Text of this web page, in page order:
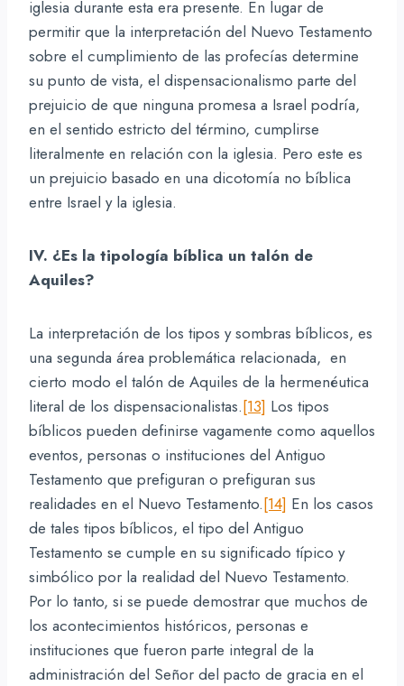
iglesia durante esta era presente. En lugar de
permitir que la interpretación del Nuevo Testamento
sobre el cumplimiento de las profecías determine
su punto de vista, el dispensacionalismo parte del
prejuicio de que ninguna promesa a Israel podría,
en el sentido estricto del término, cumplirse
literalmente en relación con la iglesia. Pero este es
un prejuicio basado en una dicotomía no bíblica
entre Israel y la iglesia.
IV. ¿Es la tipología bíblica un talón de
Aquiles?
La interpretación de los tipos y sombras bíblicos, es
una segunda área problemática relacionada, en
cierto modo el talón de Aquiles de la hermenéutica
literal de los dispensacionalistas.[13] Los tipos
bíblicos pueden definirse vagamente como aquellos
eventos, personas o instituciones del Antiguo
Testamento que prefiguran o prefiguran sus
realidades en el Nuevo Testamento.[14] En los casos
de tales tipos bíblicos, el tipo del Antiguo
Testamento se cumple en su significado típico y
simbólico por la realidad del Nuevo Testamento.
Por lo tanto, si se puede demostrar que muchos de
los acontecimientos históricos, personas e
instituciones que fueron parte integral de la
administración del Señor del pacto de gracia en el